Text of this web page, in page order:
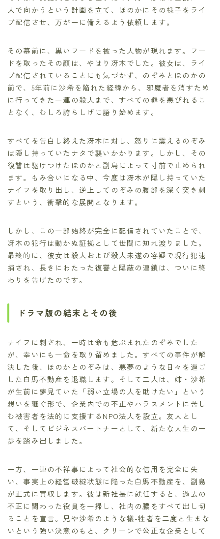
人で向かうという計画を立て、ほのかにその様子をライ
ブ配信させ、万が一に備えるよう依頼します。
その墓前に、黒いフードを被った人物が現れます。フー
ドを取ったその顔は、やはり冴木でした。彼女は、ライ
ブ配信されていることにも気づかず、のぞみとほのかの
前で、5年前に沙希を陥れた経緯から、邪魔者を消すため
に行ってきた一連の殺人まで、すべての罪を悪びれるこ
となく、むしろ誇らしげに語り始めます。
すべてを告白し終えた冴木に対し、怒りに震えるのぞみ
は隠し持っていたナタで襲いかかります。しかし、その
復讐は駆けつけたほのかと副島によって寸前で止められ
ます。もみ合いになる中、今度は冴木が隠し持っていた
ナイフを取り出し、逆上してのぞみの腹部を深く突き刺
すという、衝撃的な展開となります。
しかし、この一部始終が完全に配信されていたことで、
冴木の犯行は動かぬ証拠として世間に知れ渡りました。
最終的に、彼女は殺人および殺人未遂の容疑で現行犯逮
捕され、長きにわたった復讐と隠蔽の連鎖は、ついに終
わりを告げたのです。
ドラマ版の結末とその後
ナイフに刺され、一時は命も危ぶまれたのぞみでした
が、幸いにも一命を取り留めました。すべての事件が解
決した後、ほのかとのぞみは、悪夢のような日々を過ご
した白馬不動産を退職します。そして二人は、姉・沙希
が生前に夢見ていた「弱い立場の人を助けたい」という
想いを継ぐ形で、企業内での不正やハラスメントに苦し
む被害者を法的に支援するNPO法人を設立。友人とし
て、そしてビジネスパートナーとして、新たな人生の一
歩を踏み出しました。
一方、一連の不祥事によって社会的な信用を完全に失
い、事実上の経営破綻状態に陥った白馬不動産を、副島
が正式に買収します。彼は新社長に就任すると、過去の
不正に関わった役員を一掃し、社内の膿をすべて出し切
ることを宣言。兄や沙希のような犠-牲者を二度と生まな
いという強い決意のもと、クリーンで公正な企業として